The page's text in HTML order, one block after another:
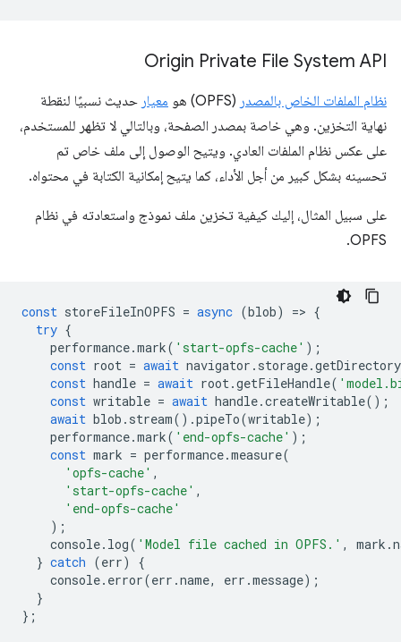
Origin Private File System API
نظام الملفات الخاص بالمصدر (OPFS) هو معيار حديث نسبيًا لنقطة
نهاية التخزين. وهي خاصة بمصدر الصفحة، وبالتالي لا تظهر للمستخدم،
على عكس نظام الملفات العادي. ويتيح الوصول إلى ملف خاص تم
تحسينه بشكل كبير من أجل الأداء، كما يتيح إمكانية الكتابة في محتواه.
على سبيل المثال، إليك كيفية تخزين ملف نموذج واستعادته في نظام
OPFS.
const storeFileInOPFS = async (blob) => {
try {
performance.mark( 'start-opfs-cache' );
const root = await navigator . storage.getDirectory
const handle = await root.getFileHandle(
const writable = await handle.createWritable();
await blob . stream().pipeTo(writable);
performance.mark( 'end-opfs-cache' );
const mark = performance.measure(
'opfs-cache' ,
'start-opfs-cache' ,
'end-opfs-cache'
);
console. log( 'Model file cached in OPFS.' , mark .
} catch (err)
{
console. error(err .name, err .message);
}
};